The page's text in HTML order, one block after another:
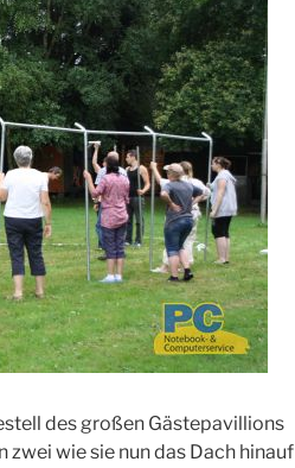
des großen Gästepavillions
wie sie nun das Dach hinauf